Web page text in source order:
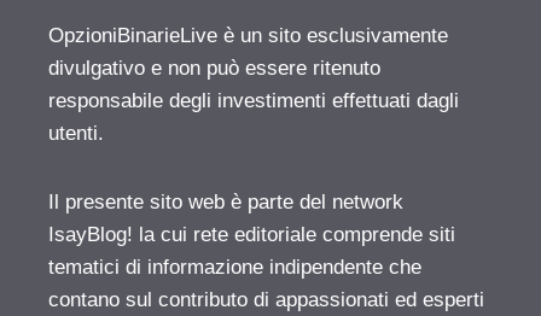
OpzioniBinarieLive è un sito esclusivamente
divulgativo e non può essere ritenuto
responsabile degli investimenti effettuati dagli
utenti.
Il presente sito web è parte del network
IsayBlog! la cui rete editoriale comprende siti
tematici di informazione indipendente che
contano sul contributo di appassionati ed esperti